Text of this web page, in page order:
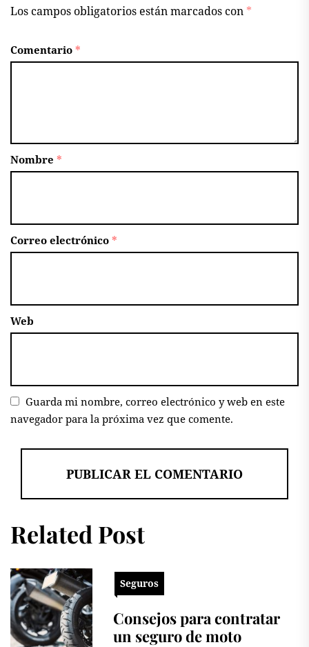
Los campos obligatorios están marcados con *
Comentario *
Nombre *
Correo electrónico *
Web
Guarda mi nombre, correo electrónico y web en este
navegador para la próxima vez que comente.
Related Post
Seguros
Consejos para contratar
un seguro de moto